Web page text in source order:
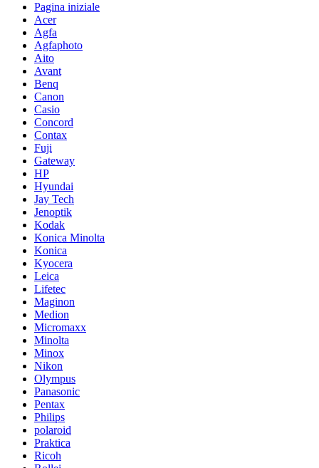
Pagina iniziale
Acer
Agfa
Agfaphoto
Aito
Avant
Benq
Canon
Casio
Concord
Contax
Fuji
Gateway
HP
Hyundai
Jay Tech
Jenoptik
Kodak
Konica Minolta
Konica
Kyocera
Leica
Lifetec
Maginon
Medion
Micromaxx
Minolta
Minox
Nikon
Olympus
Panasonic
Pentax
Philips
polaroid
Praktica
Ricoh